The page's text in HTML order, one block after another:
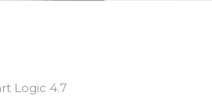
Logic 4.7